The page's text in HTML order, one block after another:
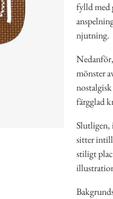
fylld med
njutning.
mönster
färgglad
Slutligen,
sitter intill
stiligt